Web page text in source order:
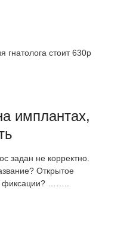
гнатолога стоит 630р
имплантах,
задан не корректно.
Открытое
фиксации? ……..